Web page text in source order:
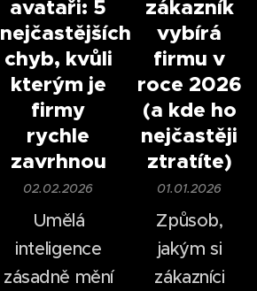
avataři: 5
nejčastějších
chyb, kvůli
kterým je
firmy
rychle
zavrhnou
02.02.2026
Umělá
inteligence
zásadně mění
zákazník
vybírá
firmu v
roce 2026
(a kde ho
nejčastěji
ztratíte)
01.01.2026
Způsob,
jakým si
zákazníci